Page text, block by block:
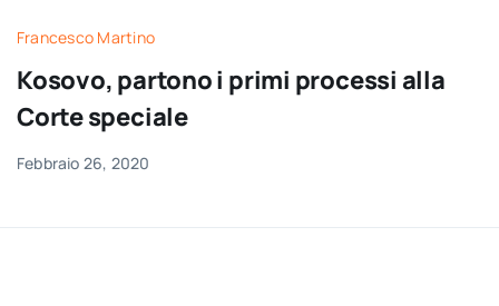
Francesco Martino
Kosovo, partono i primi processi alla
Corte speciale
Febbraio 26, 2020